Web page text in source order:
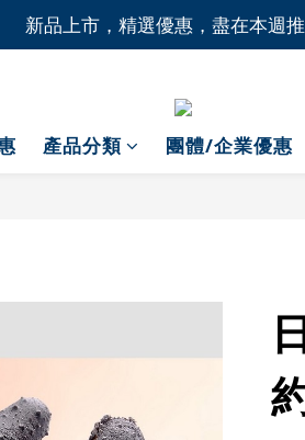
自取無門檻，買滿HK$1,000即享本
新品上市，精選優惠，盡在本週推
產品分類 團體/企業優惠